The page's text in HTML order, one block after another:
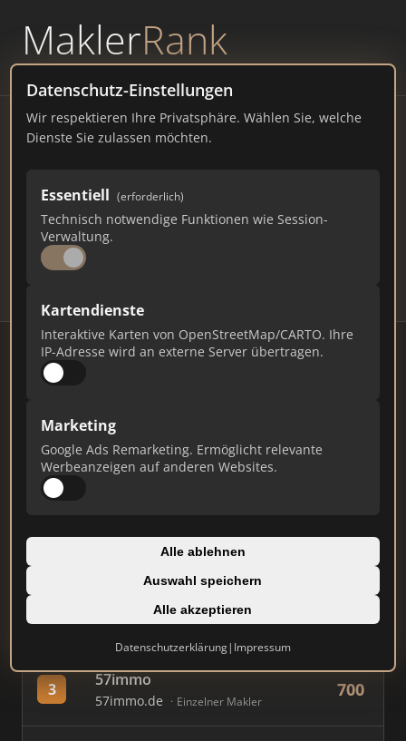
MaklerRank
powered byWAVEPOINT
Datenschutz-Einstellungen
Wir respektieren Ihre Privatsphäre. Wählen Sie, welche
Dienste Sie zulassen möchten.
Essentiell (erforderlich)
Technisch notwendige Funktionen wie Session-
Verwaltung.
Kartendienste
Interaktive Karten von OpenStreetMap/CARTO. Ihre
IP-Adresse wird an externe Server übertragen.
Marketing
Google Ads Remarketing. Ermöglicht relevante
Werbeanzeigen auf anderen Websites.
Alle ablehnen
Auswahl speichern
Alle akzeptieren
Datenschutzerklärung| Impressum
Immobilienmakler Kreuztal
– Ranking Juli 2026
NORDRHEIN-WESTFALEN30.899 EINWOHNER
61 438
# MAKLER / FIRMA
1 immobilienscout24.de
Immobilienplattform
870
AVIV Germany GmbH
immowelt.de Immobilienplattform
3 57immo
57immo.de Einzelner Makler
700